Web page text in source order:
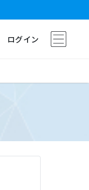
ログイン